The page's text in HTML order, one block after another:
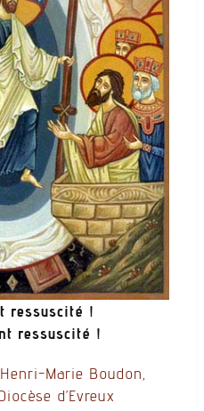
ressuscité !
ressuscité !
Marie Boudon,
d’Evreux